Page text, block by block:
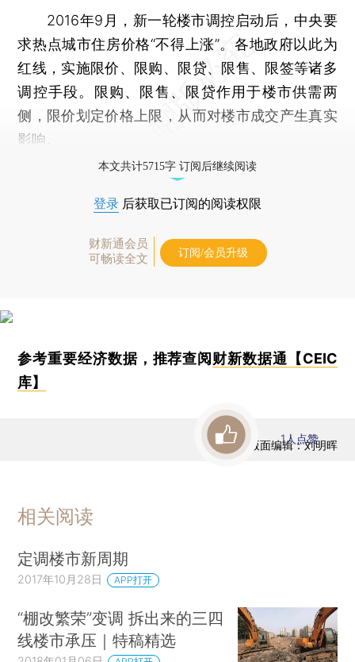
2016年9月，新一轮楼市调控启动后，中央要
求热点城市住房价格“不得上涨”。各地政府以此为
红线，实施限价、限购、限贷、限售、限签等诸多
调控手段。限购、限售、限贷作用于楼市供需两
侧，限价划定价格上限，从而对楼市成交产生真实
影响。
本文共计5715字 订阅后继续阅读
登录 后获取已订阅的阅读权限
财新通会员
可畅读全文
订阅/会员升级
参考重要经济数据，推荐查阅财新数据通【CEIC
库】
版面编辑：刘明晖
1人点赞
相关阅读
定调楼市新周期
2017年10月28日 APP打开
“棚改繁荣”变调 拆出来的三四
线楼市承压｜特稿精选